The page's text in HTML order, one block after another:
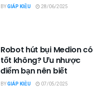
BYGIÁP KIỀU 28/06/2025
Robot hút bụi Medion có
tốt không? Ưu nhược
điểm bạn nên biết
BYGIÁP KIỀU 07/05/2025